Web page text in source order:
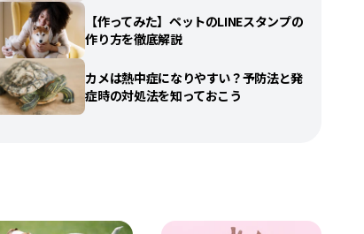
【作ってみた】ペットのLINEスタンプの
作り方を徹底解説
カメは熱中症になりやすい？予防法と発
症時の対処法を知っておこう